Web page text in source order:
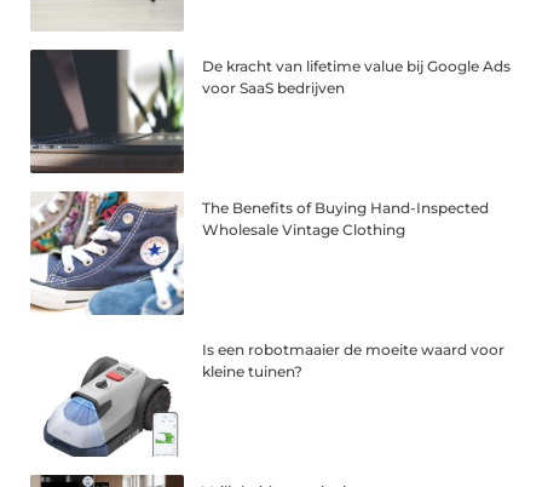
De kracht van lifetime value bij Google Ads
voor SaaS bedrijven
The Benefits of Buying Hand-Inspected
Wholesale Vintage Clothing
Is een robotmaaier de moeite waard voor
kleine tuinen?